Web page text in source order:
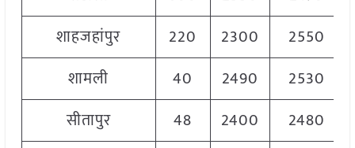
शाहजहांपुर
220 2300 2550
शामली
40 2490 2530
सीतापुर
48 2400 2480